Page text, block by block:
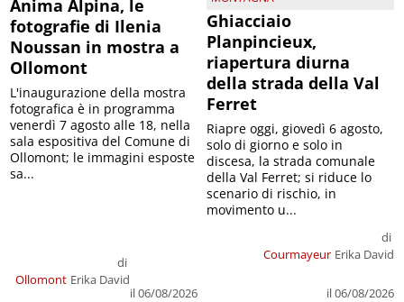
Anima Alpina, le
fotografie di Ilenia
Noussan in mostra a
Ollomont
Ollomont
di
Erika David
il 06/08/2026
L'inaugurazione della mostra
fotografica è in programma
venerdì 7 agosto alle 18, nella
sala espositiva del Comune di
Ollomont; le immagini esposte
sa...
Ghiacciaio
Planpincieux,
riapertura diurna
della strada della Val
Ferret
Courmayeur
di
Erika David
il 06/08/2026
Riapre oggi, giovedì 6 agosto,
solo di giorno e solo in
discesa, la strada comunale
della Val Ferret; si riduce lo
scenario di rischio, in
movimento u...